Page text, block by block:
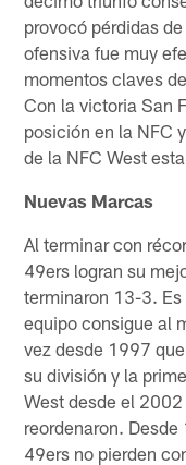
provocó pérdidas
ofensiva fue muy
momentos claves
Con la victoria San
posición en la NFC
de la NFC West
Nuevas Marcas
Al terminar con
49ers logran su
terminaron 13-3.
equipo consigue al
vez desde 1997
su división y la
West desde el
reordenaron.
49ers no pierden